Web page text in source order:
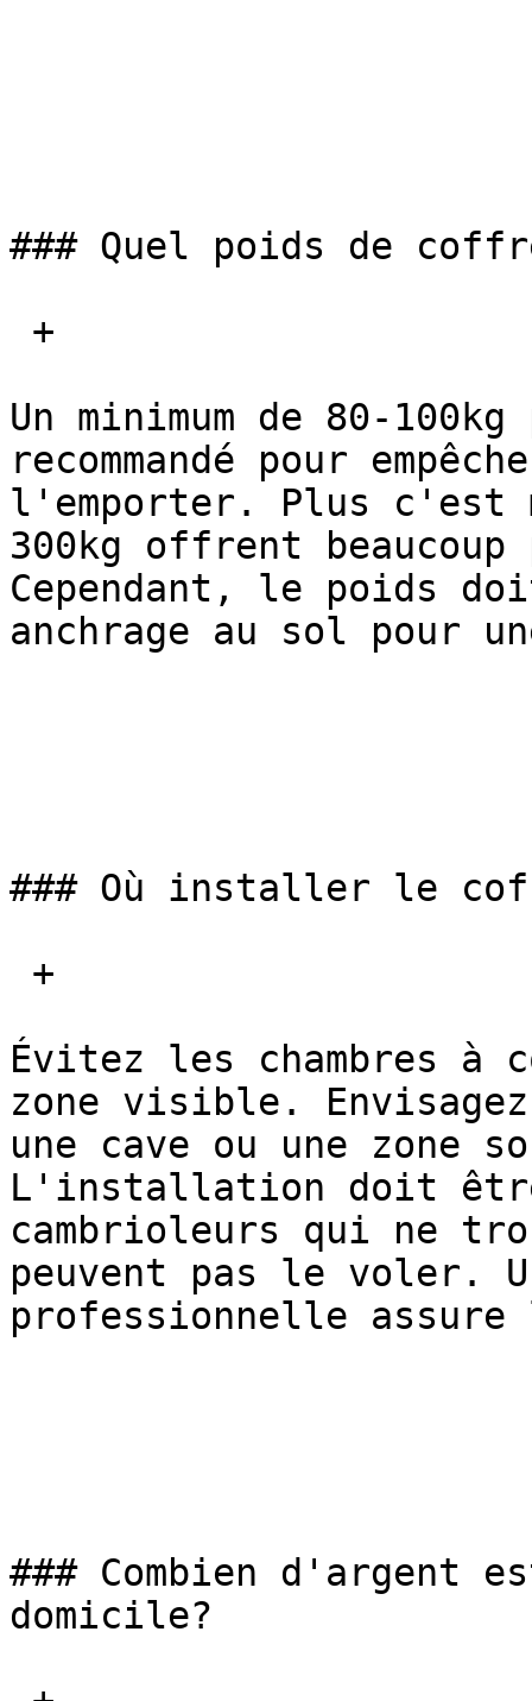
### Quel poids de
Un minimum de 80-
recommandé pour
l'emporter. Plus c'est
300kg offrent
Cependant, le poids
anchrage au sol pour
### Où installer le
Évitez les chambres à
zone visible.
une cave ou une zone
L'installation doit
cambrioleurs qui ne
peuvent pas le voler.
professionnelle
### Combien d'argent
domicile?